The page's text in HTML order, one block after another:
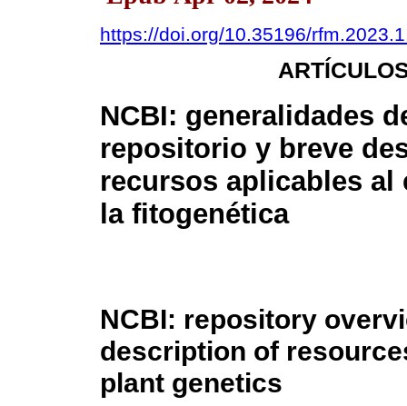
https://doi.org/10.35196/
NCBI: generalidades
repositorio y breve
recursos aplicables al
la fitogenética
NCBI: repository
description of
plant genetics